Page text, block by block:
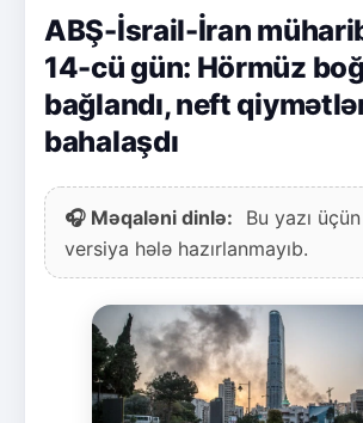
ABŞ-İsrail-İran
14-cü gün: Hörmüz
bağlandı, neft
bahalaşdı
🎧 Məqaləni dinlə:
Bu yazı
versiya hələ hazırlanmayıb.